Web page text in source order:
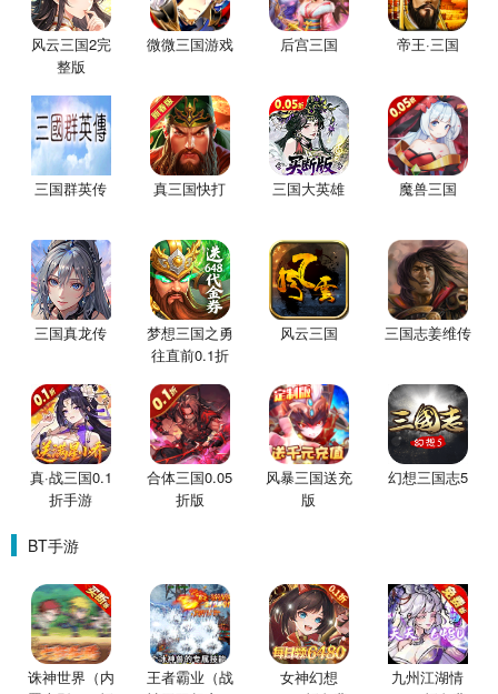
风云三国2完
整版
微微三国游戏 后宫三国 帝王·三国
三国群英传 真三国快打 三国大英雄 魔兽三国
三国真龙传
梦想三国之勇
往直前0.1折
风云三国 三国志姜维传
真·战三国0.1
折手游
合体三国0.05
折版
风暴三国送充
版
幻想三国志5
BT手游
诛神世界（内
王者霸业（战
女神幻想
九州江湖情